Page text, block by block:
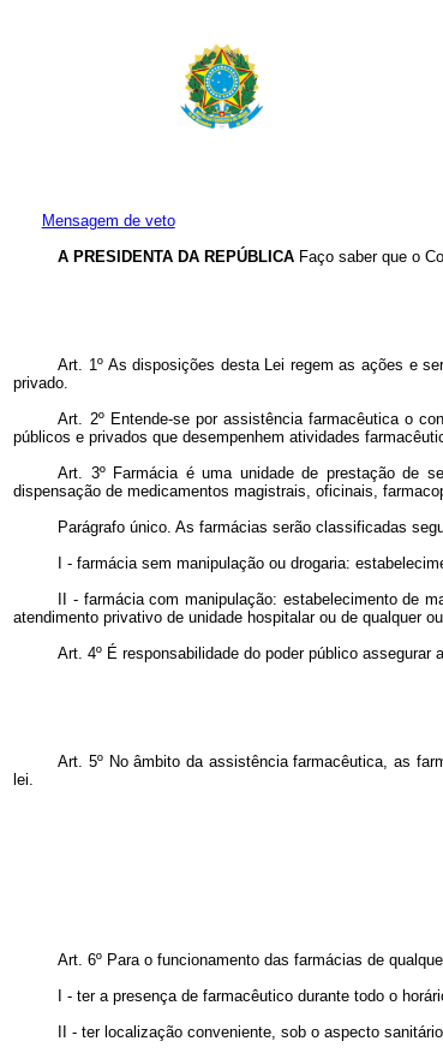
Mensagem de veto
A PRESIDENTA DA REPÚBLICA Faço saber que o
Art. 1º As disposições desta Lei regem as ações e
privado.
Art. 2º Entende-se por assistência farmacêutica o
públicos e privados que desempenhem atividades
Art. 3º Farmácia é uma unidade de prestação de
dispensação de medicamentos magistrais, oficinais,
Parágrafo único. As farmácias serão classificadas
I - farmácia sem manipulação ou drogaria:
II - farmácia com manipulação: estabelecimento de
atendimento privativo de unidade hospitalar ou de qualquer
Art. 4º É responsabilidade do poder público
Art. 5º No âmbito da assistência farmacêutica, as
lei.
Art. 6º Para o funcionamento das farmácias de
I - ter a presença de farmacêutico durante todo o
II - ter localização conveniente, sob o aspecto